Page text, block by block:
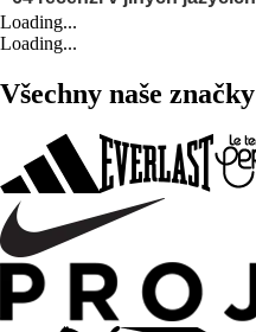
Loading...
Loading...
Všechny naše značky